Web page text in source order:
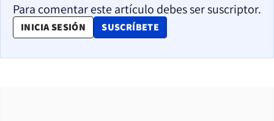
Para comentar este artículo debes ser suscriptor.
INICIA SESIÓN SUSCRÍBETE
OPENS IN NEW WINDOW